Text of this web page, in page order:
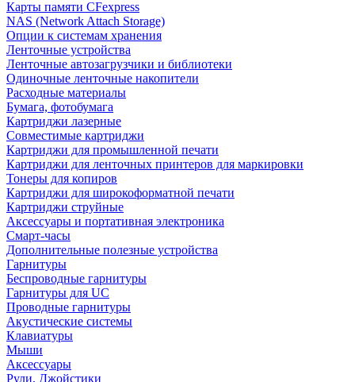
Карты памяти CFexpress
NAS (Network Attach Storage)
Опции к системам хранения
Ленточные устройства
Ленточные автозагрузчики и библиотеки
Одиночные ленточные накопители
Расходные материалы
Бумага, фотобумага
Картриджи лазерные
Совместимые картриджи
Картриджи для промышленной печати
Картриджи для ленточных принтеров для маркировки
Тонеры для копиров
Картриджи для широкоформатной печати
Картриджи струйные
Аксессуары и портативная электроника
Смарт-часы
Дополнительные полезные устройства
Гарнитуры
Беспроводные гарнитуры
Гарнитуры для UC
Проводные гарнитуры
Акустические системы
Клавиатуры
Мыши
Аксессуары
Рули, Джойстики